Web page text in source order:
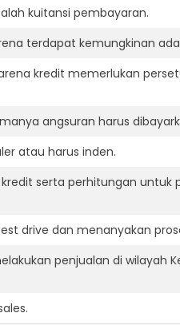
kuitansi pembayaran.
terdapat kemungkinan
kredit memerlukan
angsuran harus
atau harus inden.
serta perhitungan untuk
drive dan menanyakan
penjualan di wilayah